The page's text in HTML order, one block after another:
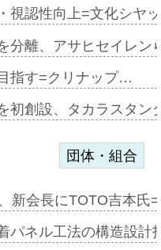
視認性向上=文化シヤ
分離、アサヒセイレ
指す=クリナップ…
初創設、タカラスタ
団体・組合
新会長にTOTO吉本氏
パネル工法の構造設